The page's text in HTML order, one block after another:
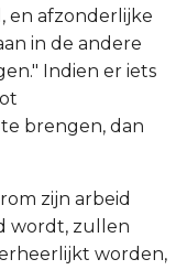
en afzonderlijke
in de andere
Indien er iets
brengen, dan
zijn arbeid
wordt, zullen
worden,